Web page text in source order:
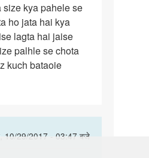
kya pahele se
ho jata hai kya
lagta hai jaise
palhle se chota
kuch bataoie
10/29/2017 - 03:47 बजे